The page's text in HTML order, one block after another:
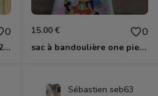
0
Marvel Ultimate Alliance 2 Xbox 360
15.00 € 0
sac à bandoulière one piece chopper
Sébastien seb63